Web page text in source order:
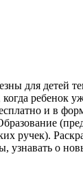
для детей
ребенок
и в
ручек).
узнавать о